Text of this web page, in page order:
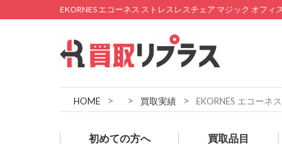
EKORNES エコーネス ストレスレスチェア マジック オフ
HOME > > 買取実績 > EKORNES エコーネ
初めての方へ 買取品目